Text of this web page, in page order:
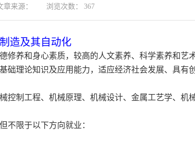
章来源： 浏览次数： 367
造及其自动化
修养和身心素质，较高的人文素养、科学素养和艺
理论知识及应用能力，适应经济社会发展、具有
控制工程、机械原理、机械设计、金属工艺学、机
不限于以下方向就业：